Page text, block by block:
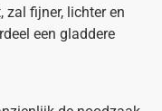
zal fijner, lichter en
een gladdere